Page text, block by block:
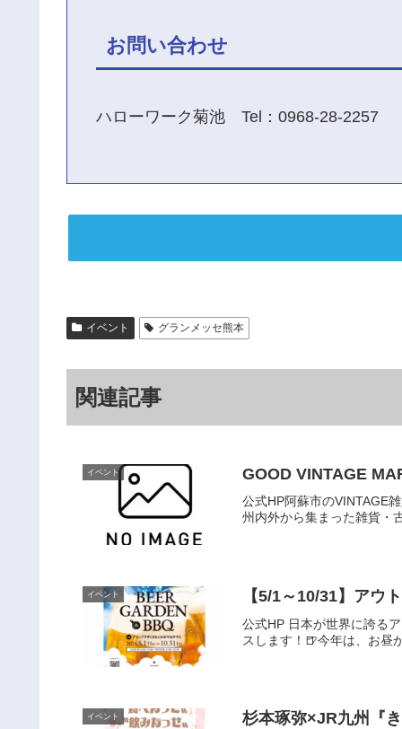
お問い合わせ
ハローワーク菊池 Tel：0968-28-2257
イベント グランメッセ熊本
関連記事
イベント GOOD VINTAGE
公式HP阿蘇市のVINTAGE
州内外から集まった雑貨・
イベント 【5/1～10/31】アウ
公式HP 日本が世界に誇る
スします！🍺今年は、お昼
イベント 杉本琢弥×JR九州『